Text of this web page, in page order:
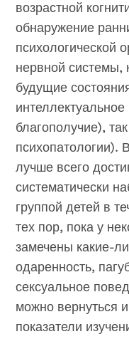
возрастной
обнаружение
психологической
нервной системы,
будущие
благополучие),
психопатологии).
лучше всего
систематически
группой детей в
тех пор, пока у
замечены какие-
одаренность,
сексуальное
можно вернуться
показатели